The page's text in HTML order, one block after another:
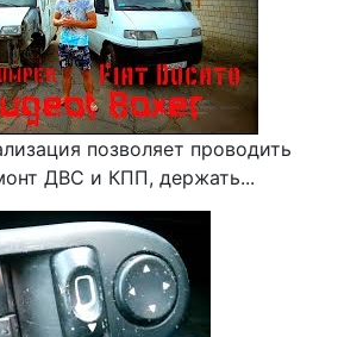
позволяет проводить
ДВС и КПП, держать...